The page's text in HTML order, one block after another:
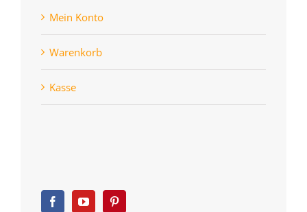
Mein Konto
Warenkorb
Kasse